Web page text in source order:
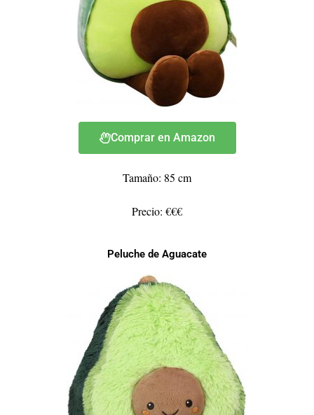
Comprar en Amazon
Tamaño: 85 cm
Precio: €€€
Peluche de Aguacate